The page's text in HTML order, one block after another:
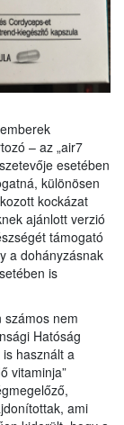
– az „air7
esetében
különösen
kockázat
ajánlott verzió
támogató
a dohányzásnak
is
számos nem
Hatóság
használt a
vitaminja”
ami